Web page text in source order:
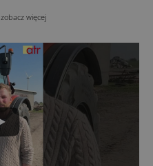
zobacz więcej